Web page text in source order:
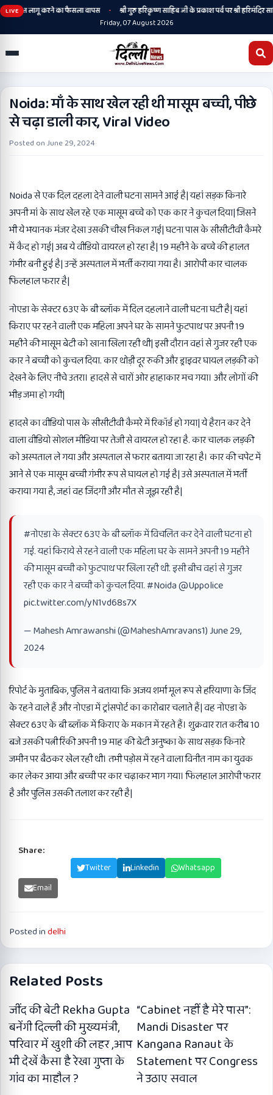
LIVE
संस्कृत लागू करने का फैसला वापस •
श्री गुरु हरिकृष्ण साहिब जी के प्रकाश पर्व पर श्री हरिमंदिर
Friday, 07 August 2026
Noida: माँ के साथ खेल रही थी मासूम बच्ची, पीछे
से चढ़ा डाली कार, Viral Video
Posted onJune 29, 2024
Noida से एक दिल दहला देने वाली घटना सामने आई है| यहां सड़क किनारे
अपनी मां के साथ खेल रहे एक मासूम बच्चे को एक कार ने कुचल दिया| जिसने
भी ये भयानक मंजर देखा उसकी चीख निकल गई| घटना पास के सीसीटीवी कैमरे
में कैद हो गई| अब ये वीडियो वायरल हो रहा है| 19 महीने के बच्चे की हालत
गंभीर बनी हुई है| उन्हें अस्पताल में भर्ती कराया गया है। आरोपी कार चालक
फिलहाल फरार है|
नोएडा के सेक्टर 63ए के बी ब्लॉक में दिल दहलाने वाली घटना घटी है| यहां
किराए पर रहने वाली एक महिला अपने घर के सामने फुटपाथ पर अपनी 19
महीने की मासूम बेटी को खाना खिला रही थी| इसी दौरान वहां से गुजर रही एक
कार ने बच्ची को कुचल दिया. कार थोड़ी दूर रुकी और ड्राइवर घायल लड़की को
देखने के लिए नीचे उतरा। हादसे से चारों ओर हाहाकार मच गया। और लोगों की
भीड़ जमा हो गयी|
हादसे का वीडियो पास के सीसीटीवी कैमरे में रिकॉर्ड हो गया| ये हैरान कर देने
वाला वीडियो सोशल मीडिया पर तेजी से वायरल हो रहा है. कार चालक लड़की
को अस्पताल ले गया और अस्पताल से फरार बताया जा रहा है। कार की चपेट में
आने से एक मासूम बच्ची गंभीर रूप से घायल हो गई है| उसे अस्पताल में भर्ती
कराया गया है, जहां वह जिंदगी और मौत से जूझ रही है|
#नोएडाके सेक्टर 63ए के बी ब्लॉक में विचलित कर देने वाली घटना हो
गई. यहां किराये से रहने वाली एक महिला घर के सामने अपनी 19 महीने
की मासूम बच्ची को फुटपाथ पर खिला रही थी. इसी बीच वहां से गुजर
रही एक कार ने बच्ची को कुचल दिया.#Noida@Uppolice
pic.twitter.com/yN1vd68s7X
— Mahesh Amrawanshi (@MaheshAmravans1)June 29,
2024
रिपोर्ट के मुताबिक, पुलिस ने बताया कि अजय शर्मा मूल रूप से हरियाणा के जिंद
के रहने वाले हैं और नोएडा में ट्रांसपोर्ट का कारोबार चलाते हैं| वह नोएडा के
सेक्टर 63ए के बी ब्लॉक में किराए के मकान में रहते हैं। शुक्रवार रात करीब 10
बजे उसकी पत्नी रिंकी अपनी 19 माह की बेटी अनुष्का के साथ सड़क किनारे
जमीन पर बैठकर खेल रही थी। तभी पड़ोस में रहने वाला विनीत नाम का युवक
कार लेकर आया और बच्ची पर कार चढ़ाकर भाग गया। फिलहाल आरोपी फरार
है और पुलिस उसकी तलाश कर रही है|
Share:
Twitter Linkedin
Whatsapp
Email
Posted indelhi
Related Posts
जींद की बेटी Rekha Gupta
बनेंगी दिल्ली की मुख्यमंत्री,
परिवार में खुशी की लहर ,आप
भी देखें कैसा है रेखा गुप्ता के
गांव का माहौल ?
“Cabinet नहीं है मेरे पास”:
Mandi Disaster पर
Kangana Ranaut के
Statement पर Congress
ने उठाए सवाल